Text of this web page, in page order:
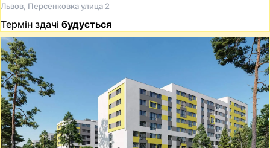
Львов, Персенковка улица 2
Термін здачі будується